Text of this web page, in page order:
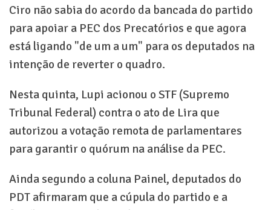
Ciro não sabia do acordo da bancada do partido
para apoiar a PEC dos Precatórios e que agora
está ligando "de um a um" para os deputados na
intenção de reverter o quadro.
Nesta quinta, Lupi acionou o STF (Supremo
Tribunal Federal) contra o ato de Lira que
autorizou a votação remota de parlamentares
para garantir o quórum na análise da PEC.
Ainda segundo a coluna Painel, deputados do
PDT afirmaram que a cúpula do partido e a